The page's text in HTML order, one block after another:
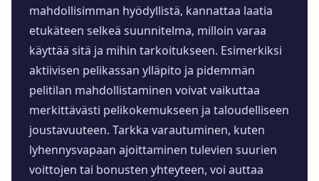
mahdollisimman hyödyllistä, kannattaa laatia
etukäteen selkeä suunnitelma, milloin varaa
käyttää sitä ja mihin tarkoitukseen. Esimerkiksi
aktiivisen pelikassan ylläpito ja pidemmän
pelitilan mahdollistaminen voivat vaikuttaa
merkittävästi pelikokemukseen ja taloudelliseen
joustavuuteen. Tarkka varautuminen, kuten
lyhennysvapaan ajoittaminen tulevien suurien
voittojen tai bonusten yhteyteen, voi auttaa